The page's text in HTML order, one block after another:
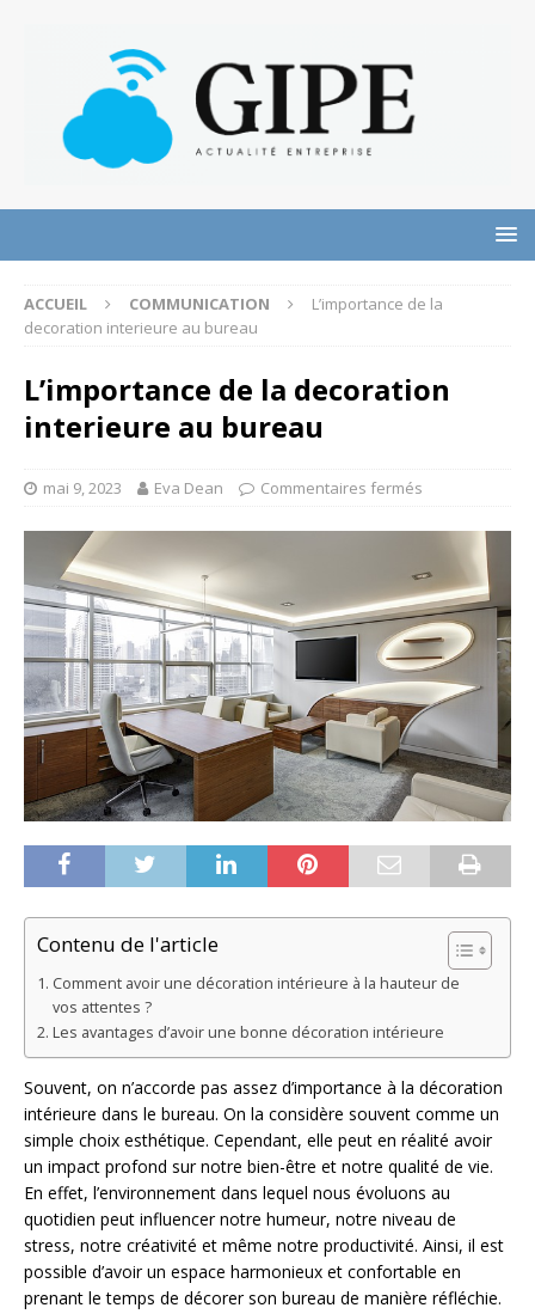
ACCUEIL COMMUNICATION
L’importance de la
decoration interieure au bureau
L’importance de la decoration
interieure au bureau
mai 9, 2023 Eva Dean Commentaires fermés
Contenu de l'article
Comment avoir une décoration intérieure à la hauteur de
vos attentes ?
Les avantages d’avoir une bonne décoration intérieure
Souvent, on n’accorde pas assez d’importance à la décoration
intérieure dans le bureau. On la considère souvent comme un
simple choix esthétique. Cependant, elle peut en réalité avoir
un impact profond sur notre bien-être et notre qualité de vie.
En effet, l’environnement dans lequel nous évoluons au
quotidien peut influencer notre humeur, notre niveau de
stress, notre créativité et même notre productivité. Ainsi, il est
possible d’avoir un espace harmonieux et confortable en
prenant le temps de décorer son bureau de manière réfléchie.